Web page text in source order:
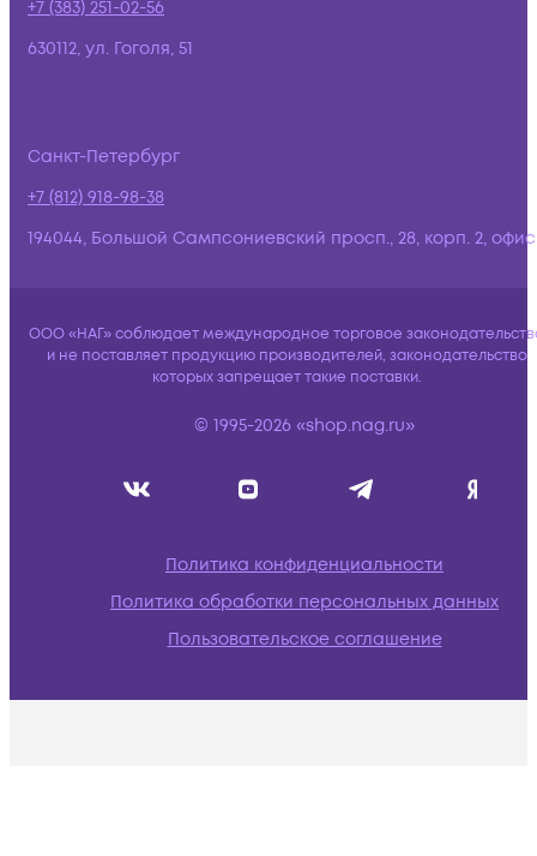
+7 (383) 251-02-56
630112, ул. Гоголя, 51
Санкт-Петербург
+7 (812) 918-98-38
194044, Большой Сампсониевский просп., 28, корп. 2,
ООО «НАГ» соблюдает международное торговое
и не поставляет продукцию производителей, законодательство
которых запрещает такие поставки.
© 1995-2026 «shop.nag.ru»
Политика конфиденциальности
Политика обработки персональных данных
Пользовательское соглашение